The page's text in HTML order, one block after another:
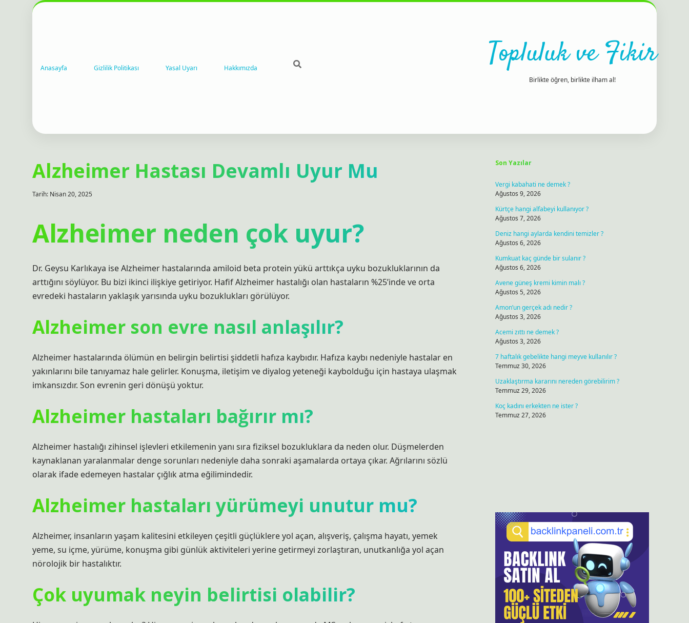
Anasayfa Gizlilik Politikası Yasal Uyarı Hakkımızda Topluluk ve Fikir
Birlikte öğren, birlikte ilham al!
Alzheimer Hastası Devamlı Uyur Mu
Tarih: Nisan 20, 2025
Alzheimer neden çok uyur?
Dr. Geysu Karlıkaya ise Alzheimer hastalarında amiloid beta protein yükü arttıkça uyku bozukluklarının da
arttığını söylüyor. Bu bizi ikinci ilişkiye getiriyor. Hafif Alzheimer hastalığı olan hastaların %25’inde ve orta
evredeki hastaların yaklaşık yarısında uyku bozuklukları görülüyor.
Alzheimer son evre nasıl anlaşılır?
Alzheimer hastalarında ölümün en belirgin belirtisi şiddetli hafıza kaybıdır. Hafıza kaybı nedeniyle hastalar en
yakınlarını bile tanıyamaz hale gelirler. Konuşma, iletişim ve diyalog yeteneği kaybolduğu için hastaya ulaşmak
imkansızdır. Son evrenin geri dönüşü yoktur.
Alzheimer hastaları bağırır mı?
Alzheimer hastalığı zihinsel işlevleri etkilemenin yanı sıra fiziksel bozukluklara da neden olur. Düşmelerden
kaynaklanan yaralanmalar denge sorunları nedeniyle daha sonraki aşamalarda ortaya çıkar. Ağrılarını sözlü
olarak ifade edemeyen hastalar çığlık atma eğilimindedir.
Alzheimer hastaları yürümeyi unutur mu?
Alzheimer, insanların yaşam kalitesini etkileyen çeşitli güçlüklere yol açan, alışveriş, çalışma hayatı, yemek
yeme, su içme, yürüme, konuşma gibi günlük aktiviteleri yerine getirmeyi zorlaştıran, unutkanlığa yol açan
nörolojik bir hastalıktır.
Çok uyumak neyin belirtisi olabilir?
Son Yazılar
Vergi kabahati ne demek ?
Ağustos 9, 2026
Kürtçe hangi alfabeyi kullanıyor ?
Ağustos 7, 2026
Deniz hangi aylarda kendini temizler ?
Ağustos 6, 2026
Kumkuat kaç günde bir sulanır ?
Ağustos 6, 2026
Avene güneş kremi kimin malı ?
Ağustos 5, 2026
Amon’un gerçek adı nedir ?
Ağustos 3, 2026
Acemi zıttı ne demek ?
Ağustos 3, 2026
7 haftalık gebelikte hangi meyve kullanılır ?
Temmuz 30, 2026
Uzaklaştırma kararını nereden görebilirim ?
Temmuz 29, 2026
Koç kadını erkekten ne ister ?
Temmuz 27, 2026